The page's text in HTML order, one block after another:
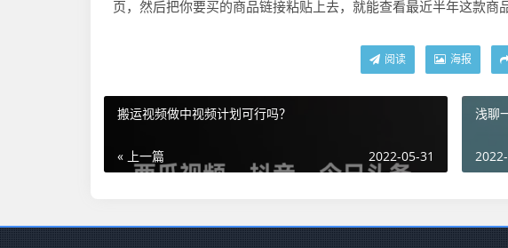
页，然后把你要买的商品链接粘贴上去，就能查看最近半年这款商
阅读 海报
搬运视频做中视频计划可行吗？
« 上一篇 2022-05-31
浅聊